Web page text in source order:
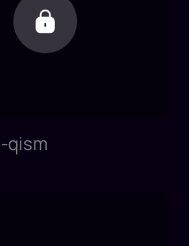
qism